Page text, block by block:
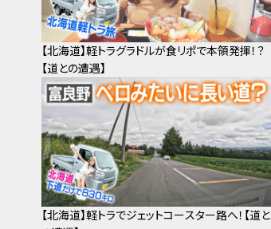
【北海道】軽トラグラドルが食リポで本領発揮！？
【道との遭遇】
【北海道】軽トラでジェットコースター路へ！【道と